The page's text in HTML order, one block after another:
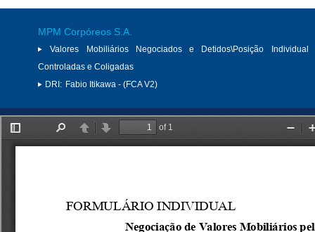
MPM Corpóreos S.A.
Valores Mobiliários Negociados e Detidos\Posição
Controladas e Coligadas
DRI: Fabio Itikawa - (FCA V2)